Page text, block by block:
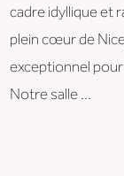
cadre idyllique et
plein cœur de
exceptionnel
Notre salle ...